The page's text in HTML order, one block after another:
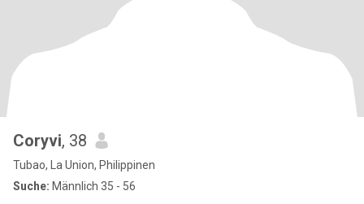
Coryvi, 38
Tubao, La Union, Philippinen
Suche: Männlich 35 - 56